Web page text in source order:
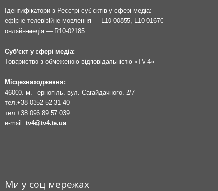
Ідентифікатори в Реєстрі суб’єктів у сфері медіа:
ефірне телевізійне мовлення — L10-00855, L10-01670
онлайн-медіа — R10-02185
Суб’єкт у сфері медіа:
Товариство з обмеженою відповідальністю «TV-4»
Місцезнаходження:
46000, м. Тернопіль, вул. Сагайдачного, 2/7
тел. +38 0352 52 31 40
тел. +38 096 89 57 039
e-mail: tv4@tv4.te.ua
Ми у соц мережах